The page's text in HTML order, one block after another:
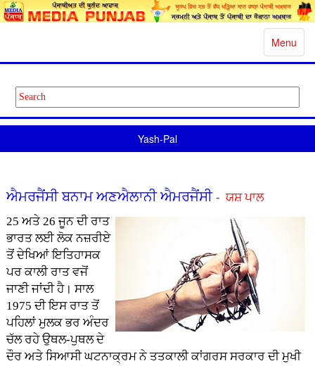
Toggle
Menu
Yash-Pal
ਐਮਰਜੈਂਸੀ ਬਨਾਮ ਅਣਐਲਾਨੀ ਐਮਰਜੈਂਸੀ - ਯਸ਼ ਪਾਲ
25 ਅਤੇ 26 ਜੂਨ ਦੀ ਰਾਤ
ਭਾਰਤ ਲਈ ਲੋਕ ਨਜ਼ਰੀਏ
ਤੋਂ ਦੇਖਿਆਂ ਇਤਿਹਾਸਕ
ਪਰ ਕਾਲੀ ਰਾਤ ਵਜੋਂ
ਜਾਣੀ ਜਾਂਦੀ ਹੈ। ਸਾਲ
1975 ਦੀ ਇਸ ਰਾਤ ਤੋਂ
ਪਹਿਲਾਂ ਮੁਲਕ ਭਰ ਅੰਦਰ
ਚੱਲ ਰਹੇ ਉਥਲ-ਪੁਥਲ ਦੇ
ਦੌਰ ਅਤੇ ਸਿਆਸੀ ਘਟਨਾਕ੍ਰਮ ਨੇ ਤਤਕਾਲੀ ਕਾਂਗਰਸ ਸਰਕਾਰ ਦੀ ਮੁਖੀ